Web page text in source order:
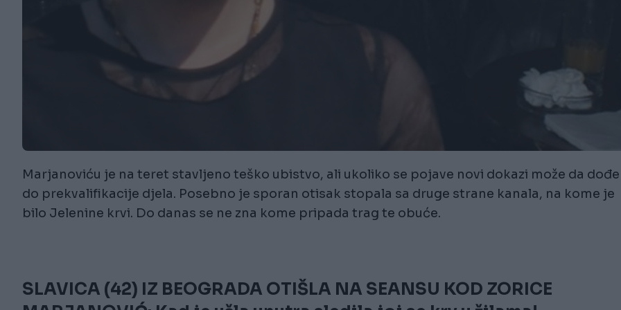
Marjanoviću je na teret stavljeno teško ubistvo, ali ukoliko se pojave novi dokazi može da
do prekvalifikacije djela. Posebno je sporan otisak stopala sa druge strane kanala, na kome je
bilo Jelenine krvi. Do danas se ne zna kome pripada trag te obuće.
SLAVICA (42) IZ BEOGRADA OTIŠLA NA SEANSU KOD ZORICE